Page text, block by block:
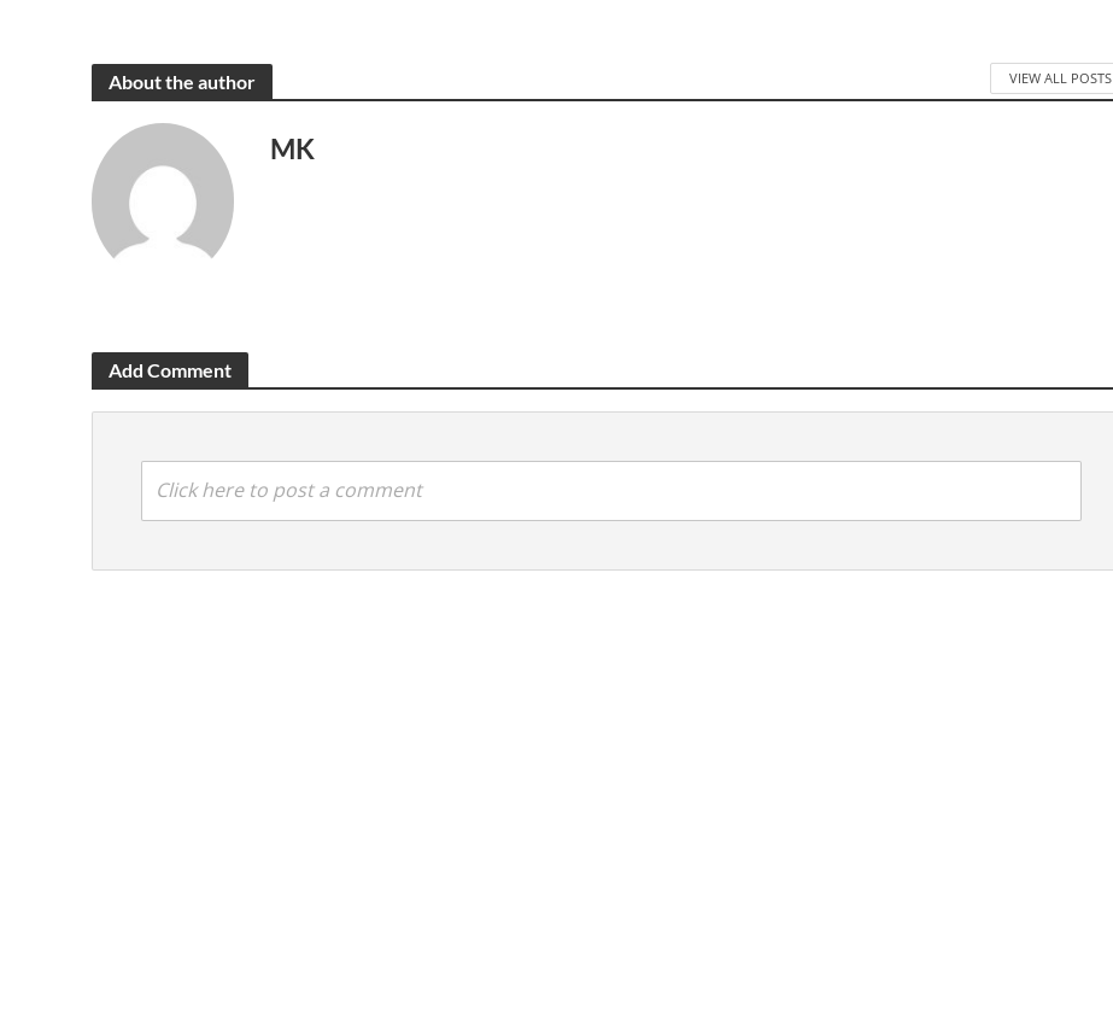
About the author VIEW ALL POSTS
MK
Add Comment
Click here to post a comment